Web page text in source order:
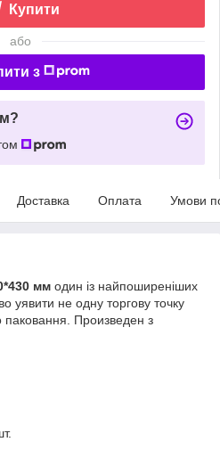
Купити
або
з
Доставка Оплата Умови
мм один із найпоширеніших
уявити не одну торгову точку
паковання. Произведен з